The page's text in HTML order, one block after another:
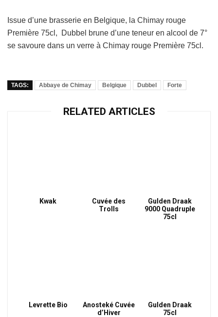
Issue d’une brasserie en Belgique, la Chimay rouge
Première 75cl, Dubbel brune d’une teneur en alcool de 7°
se savoure dans un verre à Chimay rouge Première 75cl.
TAGS: Abbaye de Chimay Belgique Dubbel Forte
RELATED ARTICLES
Kwak
Cuvée des
Trolls
Gulden Draak
9000 Quadruple
75cl
Levrette Bio
Anosteké Cuvée
d’Hiver
Gulden Draak
75cl